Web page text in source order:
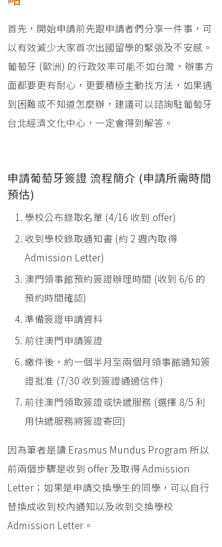
首先，開始申請前先跟申請者們分享一件事，可
以有效減少大家首次出國留學的緊張及不安感。
葡萄牙 (歐洲) 的行政效率可能不如台灣，辦事方
面都要更有耐心，更要積極主動找方法，如果遇
到困難或不知道怎麼辦，建議可以諮詢駐葡萄牙
台北經濟文化中心，一定會得到解答。
申請葡萄牙簽證 流程簡介 (申請所需時間
預估)
學校公布錄取名單 (4/16 收到 offer)
收到學校錄取通知書 (約 2 週內取得
Admission Letter)
澳門領事館預約簽證辦理時間 (收到 6/6 的
預約時間確認)
準備簽證申請資料
前往澳門申請簽證
繳件後，約一個半月至兩個月領事館通知簽
證批准 (7/30 收到簽證通過信件)
前往澳門領取簽證或快遞服務 (選擇 8/5 利
用快遞服務將簽證寄回)
因為筆者是讀 Erasmus Mundus Program 所以
前兩個步驟是收到 offer 及取得 Admission
Letter；如果是申請交換學生的同學，可以自行
替換成收到校內通知以及收到交換學校
Admission Letter。